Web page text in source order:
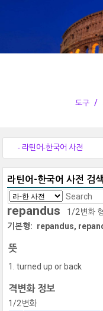
도구
- 라틴어-한국어 사전
라틴어-한국어 사전 검색
repandus 1/2변화
기본형: repandus,
뜻
turned up or back
격변화 정보
1/2변화